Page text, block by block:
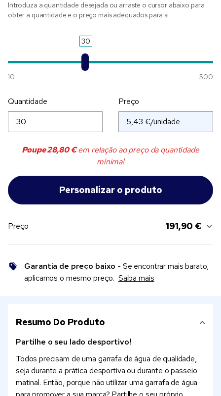
Introduza a quantidade desejada ou arraste o cursor abaixo para
obter a quantidade e o preço mais adequados para si.
30
10 500
Quantidade Preço
Poupe28,80 €em relação ao preço da quantidade
mínima!
Preço 191,90 €
Garantia de preço baixo - Se encontrar mais barato,
aplicamos o mesmo preço. Saiba mais
Resumo Do Produto
Partilhe o seu lado desportivo!
Todos precisam de uma garrafa de água de qualidade,
seja durante a prática desportiva ou durante o passeio
matinal. Então, porque não utilizar uma garrafa de água